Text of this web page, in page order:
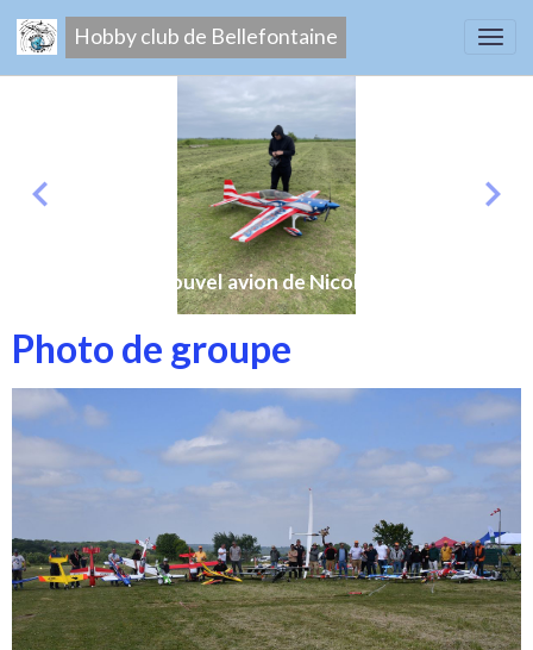
Hobby club de Bellefontaine
Nouvel avion de Nicolas
Photo de groupe